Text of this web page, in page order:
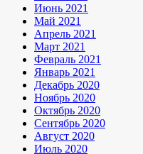
Июнь 2021
Май 2021
Апрель 2021
Март 2021
Февраль 2021
Январь 2021
Декабрь 2020
Ноябрь 2020
Октябрь 2020
Сентябрь 2020
Август 2020
Июль 2020